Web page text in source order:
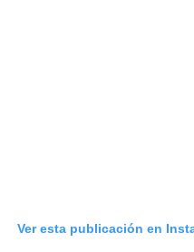
Ver esta publicación en